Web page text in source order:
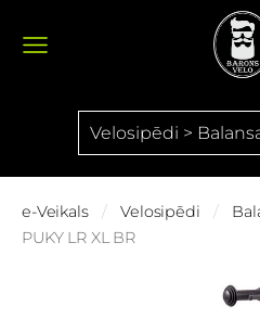
Velosipēdi >
e-Veikals Velosipēdi
PUKY LR XL BR